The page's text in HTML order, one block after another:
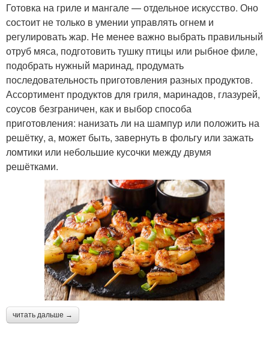
Готовка на гриле и мангале — отдельное искусство. Оно
состоит не только в умении управлять огнем и
регулировать жар. Не менее важно выбрать правильный
отруб мяса, подготовить тушку птицы или рыбное филе,
подобрать нужный маринад, продумать
последовательность приготовления разных продуктов.
Ассортимент продуктов для гриля, маринадов, глазурей,
соусов безграничен, как и выбор способа
приготовления: нанизать ли на шампур или положить на
решётку, а, может быть, завернуть в фольгу или зажать
ломтики или небольшие кусочки между двумя
решётками.
читать дальше →